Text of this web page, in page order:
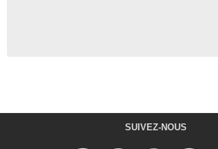
SUIVEZ-NOUS